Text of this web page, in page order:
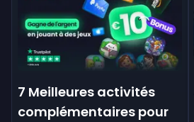
7 Meilleures activités
complémentaires pour